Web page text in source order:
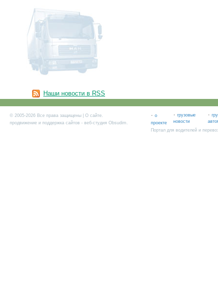
Наши новости в RSS
© 2005-2026 Все права защищены | О сайте.
продвижение и поддержка сайтов - веб-студия Obsudim.
· о
проекте
· грузовые
новости
·
Портал для водителей и